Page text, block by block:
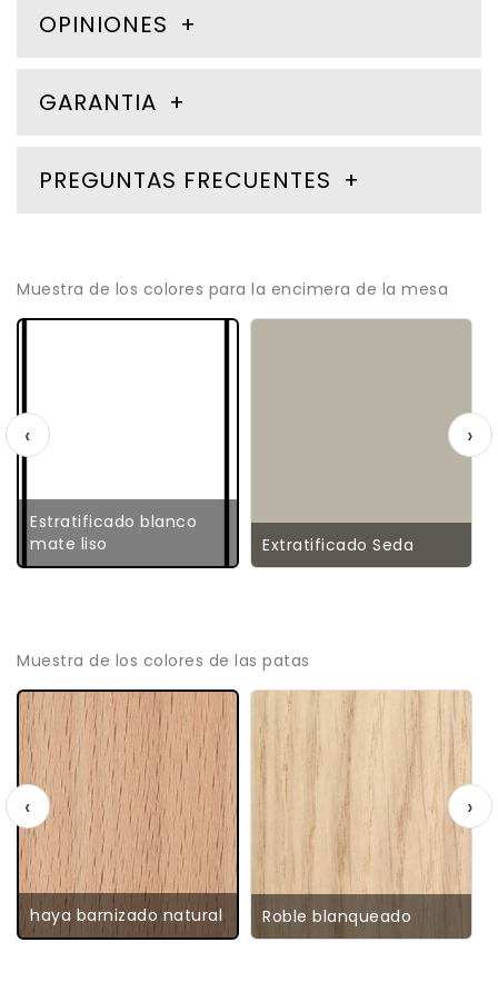
OPINIONES
GARANTIA
PREGUNTAS FRECUENTES
Muestra de los colores para la encimera de la mesa
Estratificado blanco
mate liso
Extratificado Seda
‹ ›
Muestra de los colores de las patas
haya barnizado natural Roble blanqueado
‹ ›